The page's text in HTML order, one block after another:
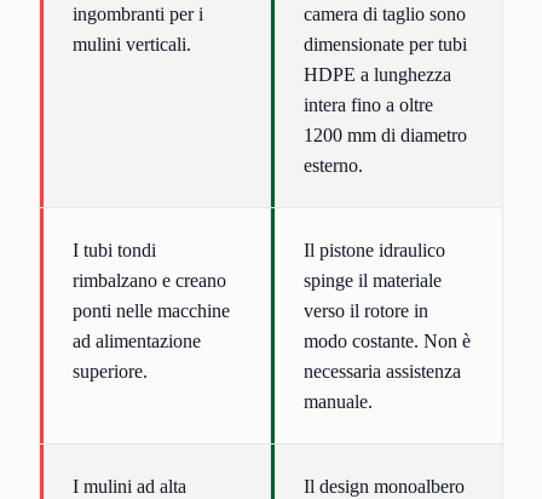
ingombranti per i
mulini verticali.
camera di taglio sono
dimensionate per tubi
HDPE a lunghezza
intera fino a oltre
1200 mm di diametro
esterno.
I tubi tondi
rimbalzano e creano
ponti nelle macchine
ad alimentazione
superiore.
Il pistone idraulico
spinge il materiale
verso il rotore in
modo costante. Non è
necessaria assistenza
manuale.
I mulini ad alta
Il design monoalbero